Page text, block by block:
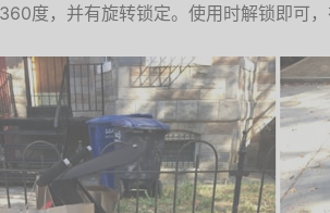
度，并有旋转锁定。使用时解锁即可